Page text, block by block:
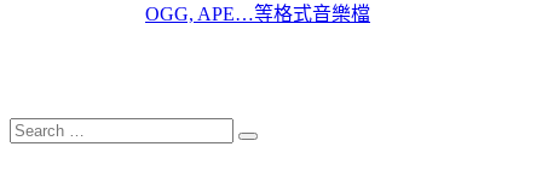
OGG, APE…等格式音樂檔
Search
for:
Search